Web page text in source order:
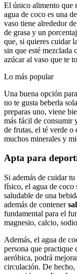
El único alimento que
agua de coco es una
vaso tiene alrededor de
de grasa y un
que, si quieres cuidar
sin que esté mezclada
azúcar al vaso que te
Lo más popular
Una buena opción
no te gusta beberla
preparas uno, viene
más fácil de consumir
de frutas, el té verde o
muchos minerales y
Apta para
Si además de cuidar
físico, el agua de coco
saludable de una
además de contener
fundamental para el
magnesio, calcio,
Además, el agua de
persona que practique
aeróbica, podrá
circulación. De hecho,